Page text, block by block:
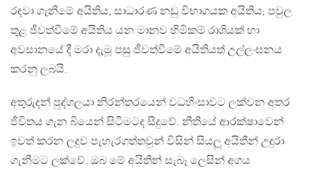
රඳවා ගැනීමේ අයිතිය, සාධාරණ නඩු විභාගයක අයිතිය, පවුල
තුළ ජීවත්වීමේ අයිතිය යන මානව හිමිකම් රාශියක් හා
අවසානයේ දී මරා දැමූ පසු ජීවත්වීමේ අයිතියත් උල්ලංඝනය
කරනු ලබයි.
අතුරුදන් පුද්ගලයා නිරන්තරයෙන් වධහිංසාවට ලක්වන අතර
ජීවිතය ගැන බියෙන් සිටීමටද සිදුවේ. නීතියේ ආරක්ෂාවෙන්
ඉවත් කරන ලදුව පැහැරගත්තවුන් විසින් සියලූ අයිතීන් උදුරා
ගැනීමට ලක්වේ. ඔබ මේ අයිතීන් සැබෑ ලෙසින් අගය